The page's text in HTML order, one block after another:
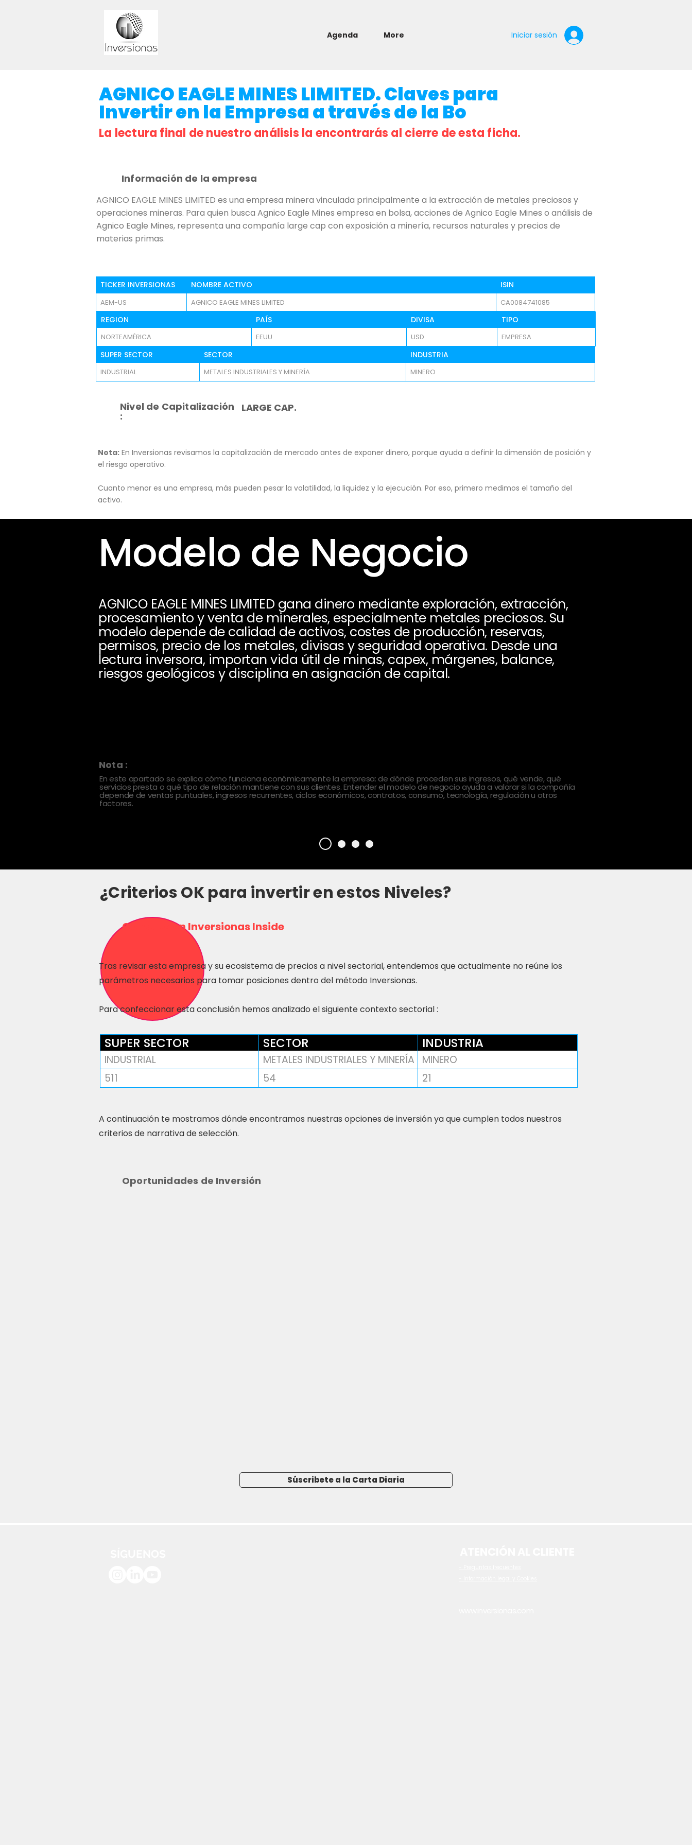
Agenda More Iniciar sesión
AGNICO EAGLE MINES LIMITED. Claves para
Invertir en la Empresa a través de la Bo
La lectura final de nuestro análisis la encontrarás al cierre de esta ficha.
Información de la empresa
AGNICO EAGLE MINES LIMITED es una empresa minera vinculada principalmente a la extracción de metales preciosos y
operaciones mineras. Para quien busca Agnico Eagle Mines empresa en bolsa, acciones de Agnico Eagle Mines o análisis de
Agnico Eagle Mines, representa una compañía large cap con exposición a minería, recursos naturales y precios de
materias primas.
TICKER INVERSIONAS NOMBRE ACTIVO ISIN
AEM-US AGNICO EAGLE MINES LIMITED CA0084741085
REGION PAÍS DIVISA TIPO
NORTEAMÉRICA EEUU USD EMPRESA
SUPER SECTOR SECTOR INDUSTRIA
INDUSTRIAL METALES INDUSTRIALES Y MINERÍA MINERO
Nivel de Capitalización
:
LARGE CAP.
Nota: En Inversionas revisamos la capitalización de mercado antes de exponer dinero, porque ayuda a definir la dimensión de posición y
el riesgo operativo.
Cuanto menor es una empresa, más pueden pesar la volatilidad, la liquidez y la ejecución. Por eso, primero medimos el tamaño del
activo.
Modelo de Negocio
AGNICO EAGLE MINES LIMITED gana dinero mediante exploración, extracción,
procesamiento y venta de minerales, especialmente metales preciosos. Su
modelo depende de calidad de activos, costes de producción, reservas,
permisos, precio de los metales, divisas y seguridad operativa. Desde una
lectura inversora, importan vida útil de minas, capex, márgenes, balance,
riesgos geológicos y disciplina en asignación de capital.
Nota :
En este apartado se explica cómo funciona económicamente la empresa: de dónde proceden sus ingresos, qué vende, qué
servicios presta o qué tipo de relación mantiene con sus clientes. Entender el modelo de negocio ayuda a valorar si la compañía
depende de ventas puntuales, ingresos recurrentes, ciclos económicos, contratos, consumo, tecnología, regulación u otros
factores.
¿Criterios OK para invertir en estos Niveles?
Consulta en Inversionas Inside
Tras revisar esta empresa y su ecosistema de precios a nivel sectorial, entendemos que actualmente no reúne los
parámetros necesarios para tomar posiciones dentro del método Inversionas.
Para confeccionar esta conclusión hemos analizado el siguiente contexto sectorial :
SUPER SECTOR SECTOR INDUSTRIA
INDUSTRIAL METALES INDUSTRIALES Y MINERÍA
MINERO
511
54 21
A continuación te mostramos dónde encontramos nuestras opciones de inversión ya que cumplen todos nuestros
criterios de narrativa de selección.
Oportunidades de Inversión
Súscribete a la Carta Diaria